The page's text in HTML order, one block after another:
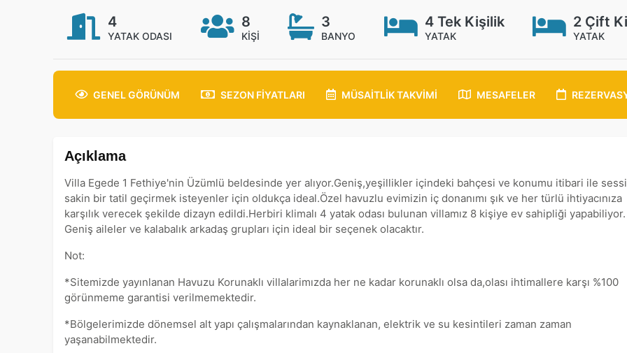
4
YATAK ODASI
8
KIŞI
3
BANYO
4 Tek Kişilik
YATAK
2 Çift
YATAK
GENELGÖRÜNÜM SEZON FİYATLARI MÜSAITLIKTAKVIMI MESAFELER
Açıklama
Villa Egede 1 Fethiye'nin Üzümlü beldesinde yer alıyor.Geniş,yeşillikler içindeki bahçesi ve konumu itibari ile
sakin bir tatil geçirmek isteyenler için oldukça ideal.Özel havuzlu evimizin iç donanımı şık ve her türlü ihtiyacınıza
karşılık verecek şekilde dizayn edildi.Herbiri klimalı 4 yatak odası bulunan villamız 8 kişiye ev sahipliği yapabiliyor.
Geniş aileler ve kalabalık arkadaş grupları için ideal bir seçenek olacaktır.
Not:
*Sitemizde yayınlanan Havuzu Korunaklı villalarimızda her ne kadar korunaklı olsa da,olası ihtimallere karşı %100
görünmeme garantisi verilmemektedir.
*Bölgelerimizde dönemsel alt yapı çalışmalarından kaynaklanan, elektrik ve su kesintileri zaman zaman
yaşanabilmektedir.